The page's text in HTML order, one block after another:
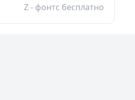
Z - фонтс бесплатно